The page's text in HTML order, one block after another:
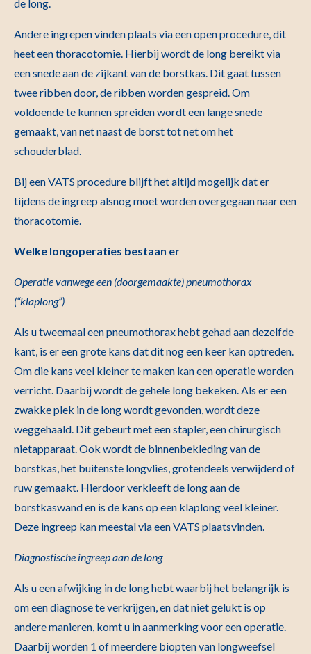
de long.
Andere ingrepen vinden plaats via een open procedure, dit
heet een thoracotomie. Hierbij wordt de long bereikt via
een snede aan de zijkant van de borstkas. Dit gaat tussen
twee ribben door, de ribben worden gespreid. Om
voldoende te kunnen spreiden wordt een lange snede
gemaakt, van net naast de borst tot net om het
schouderblad.
Bij een VATS procedure blijft het altijd mogelijk dat er
tijdens de ingreep alsnog moet worden overgegaan naar een
thoracotomie.
Welke longoperaties bestaan er
Operatie vanwege een (doorgemaakte) pneumothorax
(“klaplong”)
Als u tweemaal een pneumothorax hebt gehad aan dezelfde
kant, is er een grote kans dat dit nog een keer kan optreden.
Om die kans veel kleiner te maken kan een operatie worden
verricht. Daarbij wordt de gehele long bekeken. Als er een
zwakke plek in de long wordt gevonden, wordt deze
weggehaald. Dit gebeurt met een stapler, een chirurgisch
nietapparaat. Ook wordt de binnenbekleding van de
borstkas, het buitenste longvlies, grotendeels verwijderd of
ruw gemaakt. Hierdoor verkleeft de long aan de
borstkaswand en is de kans op een klaplong veel kleiner.
Deze ingreep kan meestal via een VATS plaatsvinden.
Diagnostische ingreep aan de long
Als u een afwijking in de long hebt waarbij het belangrijk is
om een diagnose te verkrijgen, en dat niet gelukt is op
andere manieren, komt u in aanmerking voor een operatie.
Daarbij worden 1 of meerdere biopten van longweefsel